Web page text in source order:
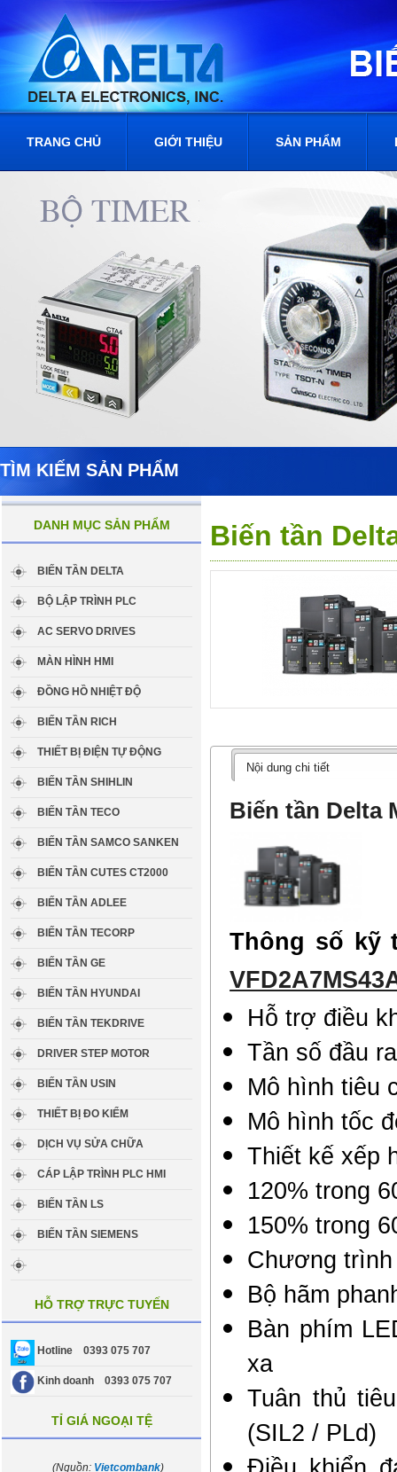
TRANG CHỦ GIỚI THIỆU SẢN PHẨM
TÌM KIẾM SẢN PHẨM
DANH MỤC SẢN PHẨM
BIẾN TẦN DELTA
BỘ LẬP TRÌNH PLC
AC SERVO DRIVES
MÀN HÌNH HMI
ĐỒNG HỒ NHIỆT ĐỘ
BIẾN TẦN RICH
THIẾT BỊ ĐIỆN TỰ ĐỘNG
BIẾN TẦN SHIHLIN
BIẾN TẦN TECO
BIẾN TẦN SAMCO SANKEN
BIẾN TẦN CUTES CT2000
BIẾN TẦN ADLEE
BIẾN TẦN TECORP
BIẾN TẦN GE
BIẾN TẦN HYUNDAI
BIẾN TẦN TEKDRIVE
DRIVER STEP MOTOR
BIẾN TẦN USIN
THIẾT BỊ ĐO KIỂM
DỊCH VỤ SỬA CHỮA
CÁP LẬP TRÌNH PLC HMI
BIẾN TẦN LS
BIẾN TẦN SIEMENS
HỖ TRỢ TRỰC TUYẾN
Hotline 0393 075 707
Kinh doanh 0393 075 707
TỈ GIÁ NGOẠI TỆ
(Nguồn: Vietcombank)
Biến tần
Nội dung chi tiết
Biến tần Delta
Thông số kỹ
Hỗ trợ điều
Tần số đầu
Mô hình tiêu
Mô hình tốc
Thiết kế xếp
120% trong
150% trong
Chương
Bộ hãm
Bàn phím
xa
Tuân thủ
(SIL2 / PLd)